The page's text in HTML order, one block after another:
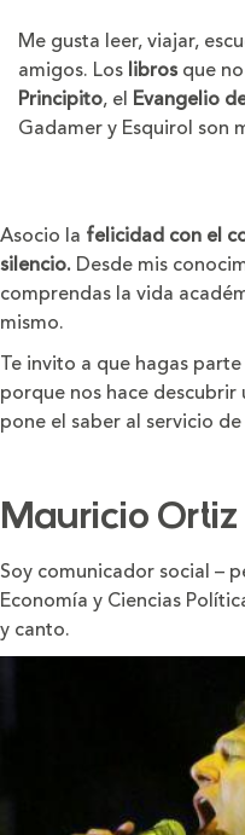
Me gusta leer, viajar,
amigos. Los libros que
Principito, el Evangelio
Gadamer y Esquirol son
Asocio la felicidad con el
silencio. Desde mis
comprendas la vida
mismo.
Te invito a que hagas
porque nos hace descubrir
pone el saber al servicio
Mauricio Ortiz
Soy comunicador social –
Economía y Ciencias
y canto.